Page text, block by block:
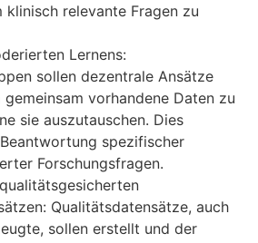
klinisch relevante Fragen zu
Lernens:
sollen dezentrale Ansätze
vorhandene Daten zu
sie auszutauschen. Dies
spezifischer
Forschungsfragen.
Qualitätsdatensätze, auch
sollen erstellt und der